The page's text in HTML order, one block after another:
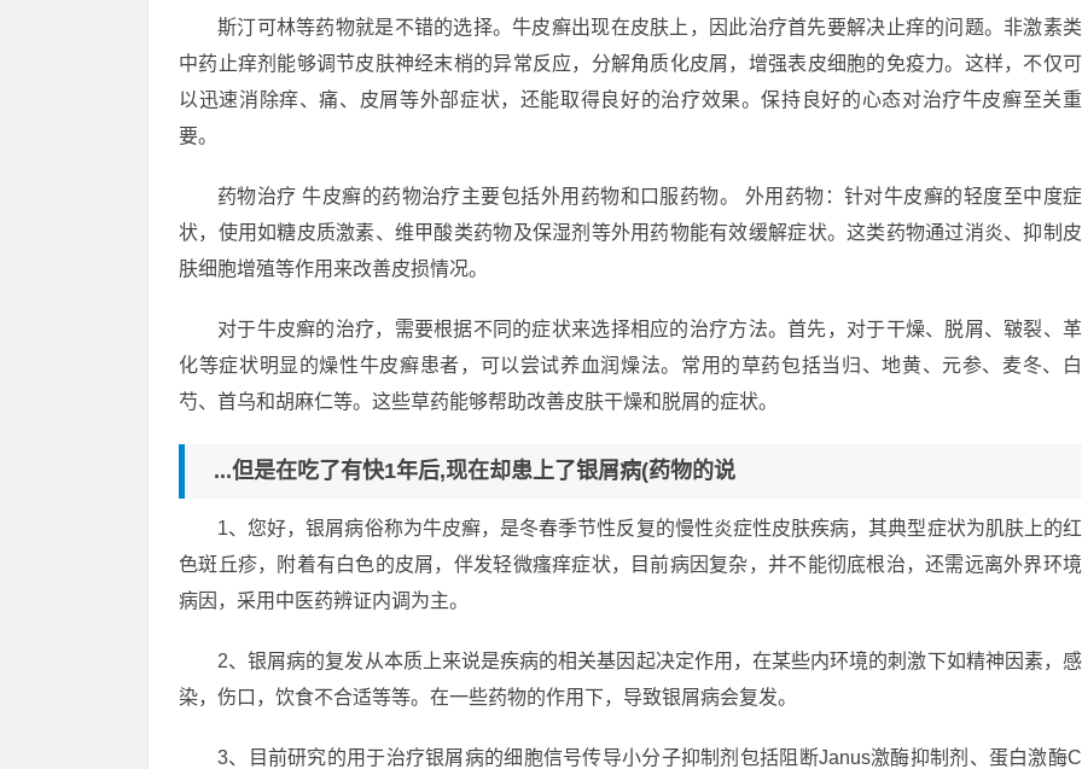
斯汀可林等药物就是不错的选择。牛皮癣出现在皮肤上，因此治疗首先要解决止痒的问题。非激素类
中药止痒剂能够调节皮肤神经末梢的异常反应，分解角质化皮屑，增强表皮细胞的免疫力。这样，不仅可
以迅速消除痒、痛、皮屑等外部症状，还能取得良好的治疗效果。保持良好的心态对治疗牛皮癣至关重
要。
药物治疗 牛皮癣的药物治疗主要包括外用药物和口服药物。 外用药物：针对牛皮癣的轻度至中度症
状，使用如糖皮质激素、维甲酸类药物及保湿剂等外用药物能有效缓解症状。这类药物通过消炎、抑制皮
肤细胞增殖等作用来改善皮损情况。
对于牛皮癣的治疗，需要根据不同的症状来选择相应的治疗方法。首先，对于干燥、脱屑、皲裂、革
化等症状明显的燥性牛皮癣患者，可以尝试养血润燥法。常用的草药包括当归、地黄、元参、麦冬、白
芍、首乌和胡麻仁等。这些草药能够帮助改善皮肤干燥和脱屑的症状。
...但是在吃了有快1年后,现在却患上了银屑病(药物的说
1、您好，银屑病俗称为牛皮癣，是冬春季节性反复的慢性炎症性皮肤疾病，其典型症状为肌肤上的红
色斑丘疹，附着有白色的皮屑，伴发轻微瘙痒症状，目前病因复杂，并不能彻底根治，还需远离外界环境
病因，采用中医药辨证内调为主。
2、银屑病的复发从本质上来说是疾病的相关基因起决定作用，在某些内环境的刺激下如精神因素，感
染，伤口，饮食不合适等等。在一些药物的作用下，导致银屑病会复发。
3、目前研究的用于治疗银屑病的细胞信号传导小分子抑制剂包括阻断Janus激酶抑制剂、蛋白激酶C